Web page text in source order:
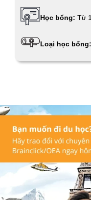
Học bổng: Từ
Loại học bổng: